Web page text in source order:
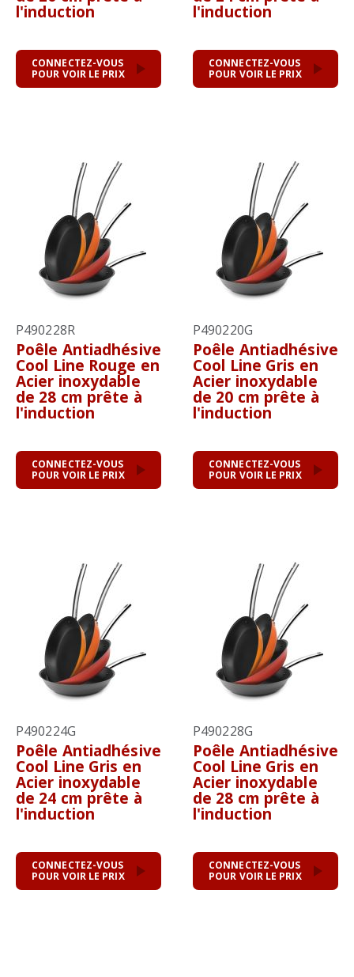
l'induction
CONNECTEZ-VOUS
POUR VOIR LE PRIX
l'induction
CONNECTEZ-VOUS
POUR VOIR LE PRIX
P490228R
Poêle Antiadhésive
Cool Line Rouge en
Acier inoxydable
de 28 cm prête à
l'induction
CONNECTEZ-VOUS
POUR VOIR LE PRIX
P490220G
Poêle Antiadhésive
Cool Line Gris en
Acier inoxydable
de 20 cm prête à
l'induction
CONNECTEZ-VOUS
POUR VOIR LE PRIX
P490224G
Poêle Antiadhésive
Cool Line Gris en
Acier inoxydable
de 24 cm prête à
l'induction
CONNECTEZ-VOUS
POUR VOIR LE PRIX
P490228G
Poêle Antiadhésive
Cool Line Gris en
Acier inoxydable
de 28 cm prête à
l'induction
CONNECTEZ-VOUS
POUR VOIR LE PRIX